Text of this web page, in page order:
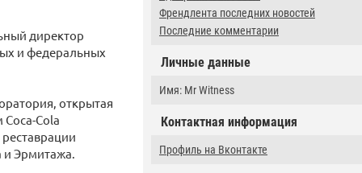
Френдлента последних новостей
Последние комментарии
Личные данные
Имя: Mr Witness
Контактная информация
Профиль на Вконтакте
директор
и федеральных
открытая
Cola
и Эрмитажа.